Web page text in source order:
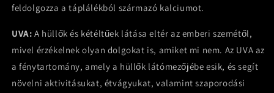
feldolgozza a táplálékból származó kalciumot.
UVA: A hüllők és kétéltűek látása eltér az emberi szemétől,
mivel érzékelnek olyan dolgokat is, amiket mi nem. Az UVA az
a fénytartomány, amely a hüllők látómezőjébe esik, és segít
növelni aktivitásukat, étvágyukat, valamint szaporodási